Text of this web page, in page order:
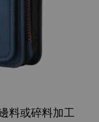
料或碎料加工